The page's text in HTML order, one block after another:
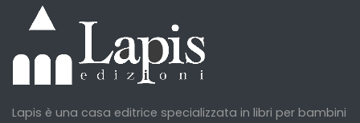
Lapis è una casa editrice specializzata in libri per bambini